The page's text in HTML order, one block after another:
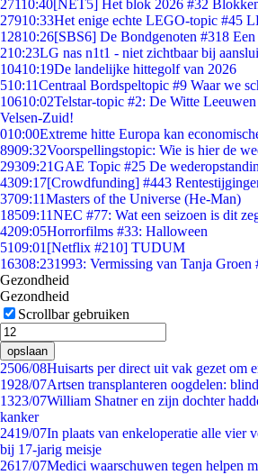
27110:40[NET5] Het blok 2026 #32
27910:33Het enige echte LEGO-topic #45
12810:26[SBS6] De Bondgenoten #318
210:23LG nas n1t1 - niet zichtbaar bij
10410:19De landelijke hittegolf van 2026
510:11Centraal Bordspeltopic #9 Waar we
10610:02Telstar-topic #2: De Witte
Velsen-Zuid!
010:00Extreme hitte Europa kan
8909:32Voorspellingstopic: Wie is hier de
29309:21GAE Topic #25 De
4309:17[Crowdfunding] #443
3709:11Masters of the Universe (He-Man)
18509:11NEC #77: Wat een seizoen is dit
4209:05Horrorfilms #33: Halloween
5109:01 [Netflix #210] TUDUM
16308:231993: Vermissing van Tanja Groen
Gezondheid
Gezondheid
Scrollbar gebruiken
opslaan
2506/08Huisarts per direct uit vak gezet om
1928/07Artsen transplanteren oogdelen:
1323/07William Shatner en zijn dochter
kanker
2419/07In plaats van enkeloperatie alle vier
bij 17-jarig meisje
2617/07Medici waarschuwen tegen helpen